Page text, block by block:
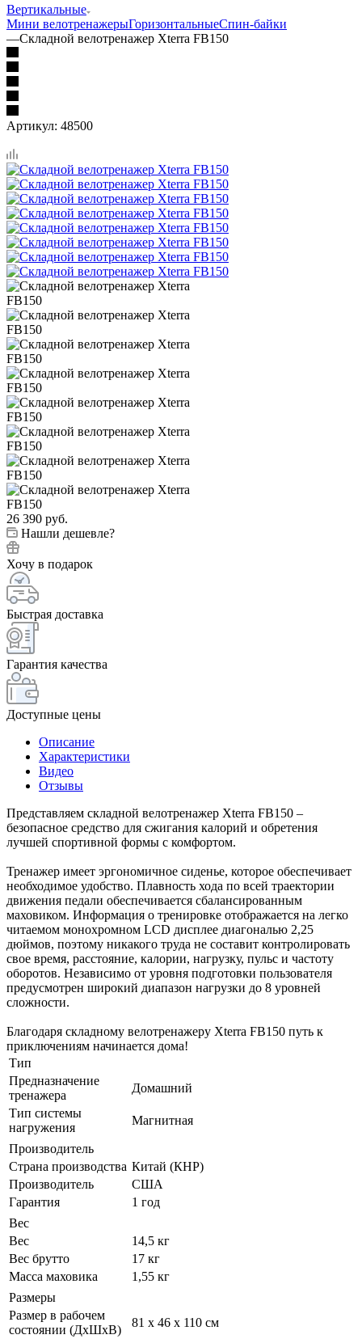
Вертикальные
Мини велотренажерыГоризонтальныеСпин-байки
—Складной велотренажер Xterra FB150
Артикул: 48500
26 390 руб.
Нашли дешевле?
Хочу в подарок
Быстрая доставка
Гарантия качества
Доступные цены
Описание
Характеристики
Видео
Отзывы
Представляем складной велотренажер Xterra FB150 –
безопасное средство для сжигания калорий и обретения
лучшей спортивной формы с комфортом.
Тренажер имеет эргономичное сиденье, которое обеспечивает
необходимое удобство. Плавность хода по всей траектории
движения педали обеспечивается сбалансированным
маховиком. Информация о тренировке отображается на легко
читаемом монохромном LCD дисплее диагональю 2,25
дюймов, поэтому никакого труда не составит контролировать
свое время, расстояние, калории, нагрузку, пульс и частоту
оборотов. Независимо от уровня подготовки пользователя
предусмотрен широкий диапазон нагрузки до 8 уровней
сложности.
Благодаря складному велотренажеру Xterra FB150 путь к
приключениям начинается дома!
Тип
Предназначение
тренажера
Домашний
Тип системы
нагружения
Магнитная
Производитель
Страна производства Китай (КНР)
Производитель
США
Гарантия
1 год
Вес
Вес
14,5 кг
Вес брутто
17 кг
Масса маховика
1,55 кг
Размеры
Размер в рабочем
состоянии (ДxШxВ)
81 х 46 х 110 см